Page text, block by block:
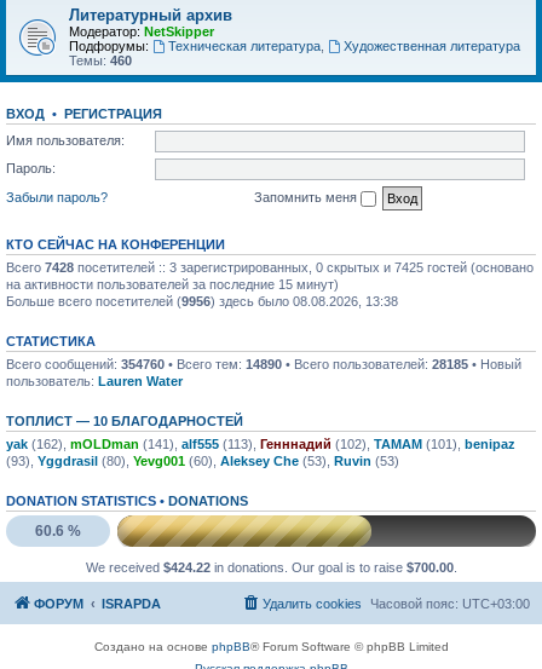
Литературный архив
Модератор: NetSkipper
Подфорумы:
Техническая литература,
Художественная литература
Темы: 460
ВХОД • РЕГИСТРАЦИЯ
Имя пользователя:
Пароль:
Забыли пароль?
Запомнить меня
КТО СЕЙЧАС НА КОНФЕРЕНЦИИ
Всего 7428 посетителей :: 3 зарегистрированных, 0 скрытых и 7425 гостей (основано
на активности пользователей за последние 15 минут)
Больше всего посетителей (9956) здесь было 08.08.2026, 13:38
СТАТИСТИКА
Всего сообщений: 354760 • Всего тем: 14890 • Всего пользователей: 28185 • Новый
пользователь: Lauren Water
ТОПЛИСТ — 10 БЛАГОДАРНОСТЕЙ
yak (162), mOLDman (141), alf555 (113), Генннадий (102), TAMAM (101), benipaz
(93), Yggdrasil (80), Yevg001 (60), Aleksey Che (53), Ruvin (53)
DONATION STATISTICS • DONATIONS
60.6 %
We received $424.22in donations. Our goal is to raise $700.00.
ФОРУМ ISRAPDA Часовой пояс: UTC+03:00
Удалить cookies
Создано на основе phpBB® Forum Software © phpBB Limited